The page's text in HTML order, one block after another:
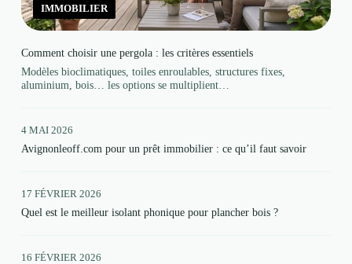
IMMOBILIER
Comment choisir une pergola : les critères essentiels
Modèles bioclimatiques, toiles enroulables, structures fixes,
aluminium, bois… les options se multiplient…
4 MAI 2026
Avignonleoff.com pour un prêt immobilier : ce qu’il faut savoir
17 FÉVRIER 2026
Quel est le meilleur isolant phonique pour plancher bois ?
16 FÉVRIER 2026